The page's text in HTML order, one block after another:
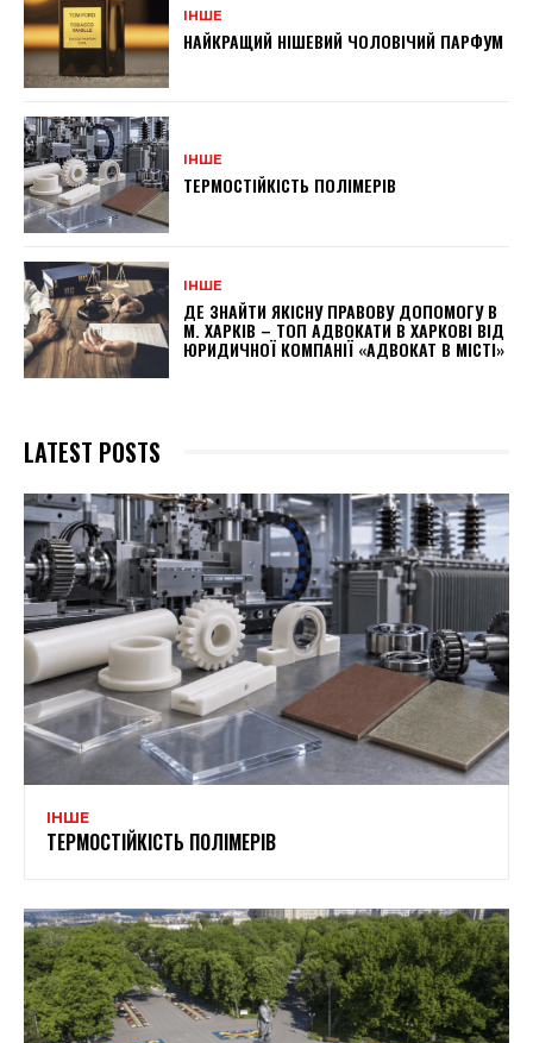
ІНШЕ
НАЙКРАЩИЙ НІШЕВИЙ ЧОЛОВІЧИЙ ПАРФУМ
ІНШЕ
ТЕРМОСТІЙКІСТЬ ПОЛІМЕРІВ
ІНШЕ
ДЕ ЗНАЙТИ ЯКІСНУ ПРАВОВУ ДОПОМОГУ В
М. ХАРКІВ – ТОП АДВОКАТИ В ХАРКОВІ ВІД
ЮРИДИЧНОЇ КОМПАНІЇ «АДВОКАТ В МІСТІ»
LATEST POSTS
ІНШЕ
ТЕРМОСТІЙКІСТЬ ПОЛІМЕРІВ